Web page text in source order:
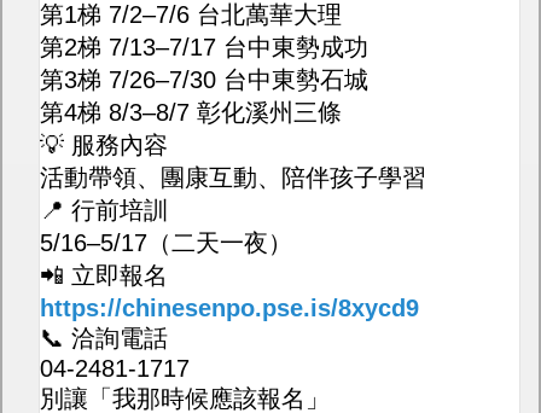
第1梯 7/2–7/6 台北萬華大理
第2梯 7/13–7/17 台中東勢成功
第3梯 7/26–7/30 台中東勢石城
第4梯 8/3–8/7 彰化溪州三條
💡 服務內容
活動帶領、團康互動、陪伴孩子學習
📍 行前培訓
5/16–5/17（二天一夜）
📲 立即報名
https://chinesenpo.pse.is/8xycd9
📞 洽詢電話
04-2481-1717
別讓「我那時候應該報名」